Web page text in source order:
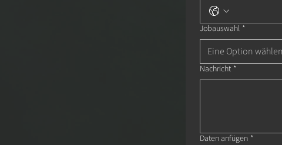
Jobauswahl *
Eine Option wählen
Nachricht *
Daten anfügen *